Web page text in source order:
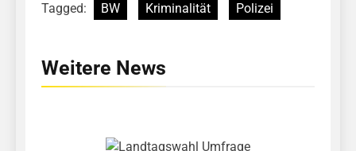
Tagged: BW Kriminalität Polizei
Weitere News